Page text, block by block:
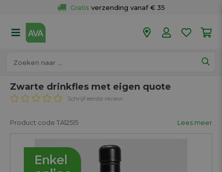
Gratis verzending vanaf € 35
50 winkels
Zwarte drinkfles met eigen quote
Schrijf eerste review
Product code TA12515 Lees meer